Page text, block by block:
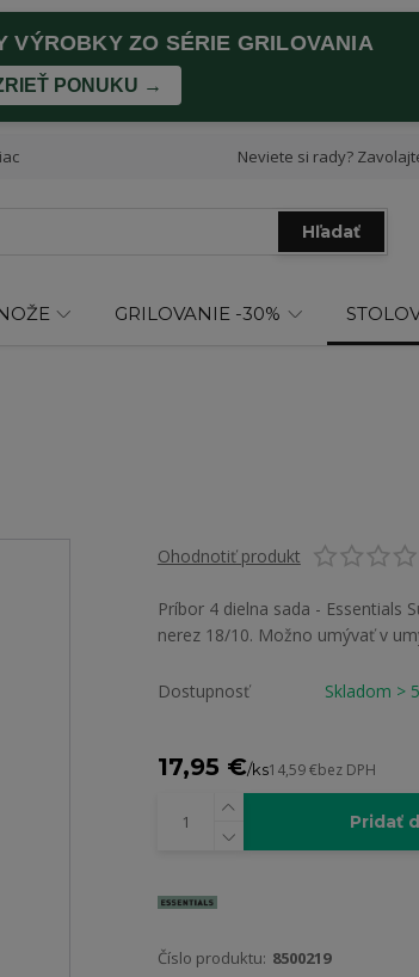
VÝROBKY ZO SÉRIE GRILOVANIA
PONUKU →
Hľadať
Neviete si rady?
GRILOVANIE -30%
Ohodnotiť produkt
Príbor 4 dielna sada - Essentials
nerez 18/10. Možno umývať v
Dostupnosť Skladom >
17,95 €/ks14,59 €bez DPH
Pridať
Číslo produktu: 8500219